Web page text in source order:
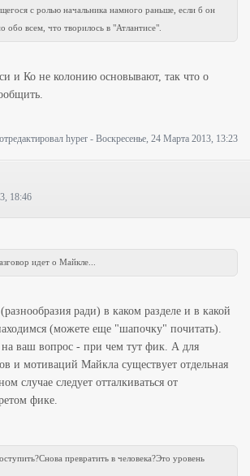
с ролью начальника намного раньше, если б он
обо всем, что творилось в "Атлантисе".
и Ко не колонию основывают, так что о
hyper - Воскресенье, 24 Марта 2013, 13:23
18:46
идет о Майкле...
ради) в каком разделе и в какой
(можете еще "шапочку" почитать).
ваш вопрос - при чем тут фик. А для
и мотиваций Майкла существует отдельная
случае следует отталкиваться от
фике.
превратить в человека?Это уровень